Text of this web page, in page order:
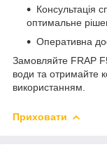
Консультація
оптимальне
Оперативна
Замовляйте FRAP
води та отримайте
використанням.
Приховати